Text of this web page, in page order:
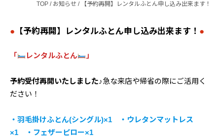
TOP / お知らせ / 【予約再開】レンタルふとん申し込み出来ます！
【予約再開】レンタルふとん申し込み出来ます！
「 レンタルふとん 」
予約受付再開いたしました♪急な来店や帰省の際にご活用く
ださい！
・羽毛掛けふとん(シングル)×1 ・ウレタンマットレス
×1 ・フェザーピロー×1